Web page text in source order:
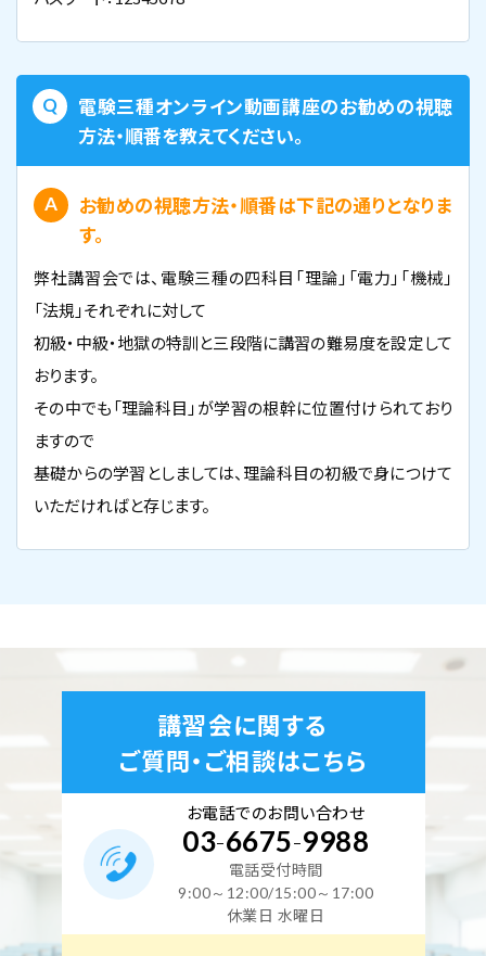
電験三種オンライン動画講座のお勧めの視聴
方法・順番を教えてください。
お勧めの視聴方法・順番は下記の通りとなりま
す。
弊社講習会では、電験三種の四科目「理論」「電力」「機械」
「法規」それぞれに対して
初級・中級・地獄の特訓と三段階に講習の難易度を設定して
おります。
その中でも「理論科目」が学習の根幹に位置付けられており
ますので
基礎からの学習としましては、理論科目の初級で身につけて
いただければと存じます。
講習会に関する
ご質問・ご相談はこちら
お電話でのお問い合わせ
03-6675-9988
電話受付時間
9:00～12:00/15:00～17:00
休業日 水曜日